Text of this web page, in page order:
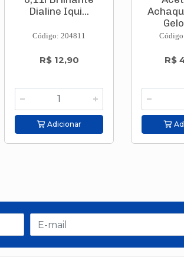
Dialine Iqui...
Código: 204811
R$ 12,90
Adicionar
R$